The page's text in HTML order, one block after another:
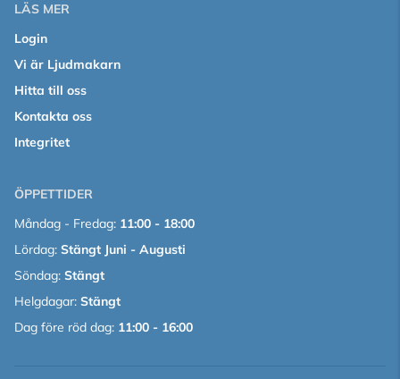
LÄS MER
Login
Vi är Ljudmakarn
Hitta till oss
Kontakta oss
Integritet
ÖPPETTIDER
Måndag - Fredag: 11:00 - 18:00
Lördag: Stängt Juni - Augusti
Söndag: Stängt
Helgdagar: Stängt
Dag före röd dag: 11:00 - 16:00